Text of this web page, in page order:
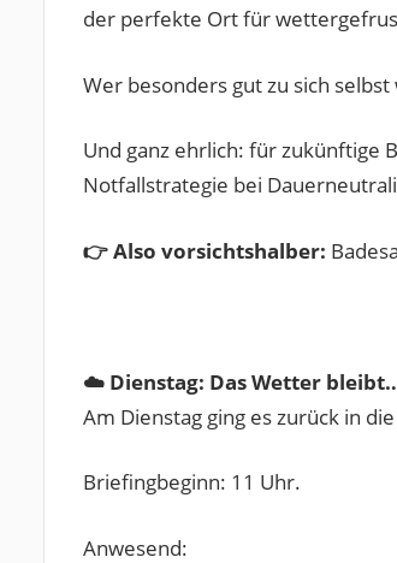
der perfekte Ort für
Wer besonders gut zu sich
Und ganz ehrlich: für zukünftige
Notfallstrategie bei
👉 Also vorsichtshalber:
☁️ Dienstag: Das Wetter
Am Dienstag ging es zurück in
Briefingbeginn: 11 Uhr.
Anwesend: